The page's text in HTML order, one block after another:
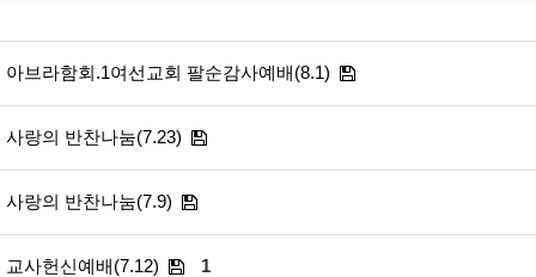
# 첨부 18.KakaoTalk_20260530_173448453_26.jpg
# 첨부 19.KakaoTalk_20260530_173448453_27.jpg
# 첨부 20.KakaoTalk_20260530_173448453_28.jpg
# 첨부 22.KakaoTalk_20260530_173448453.jpg
아브라함회.1여선교회 팔순감사예배(8.1)
사랑의 반찬나눔(7.23)
사랑의 반찬나눔(7.9)
교사헌신예배(7.12) 1